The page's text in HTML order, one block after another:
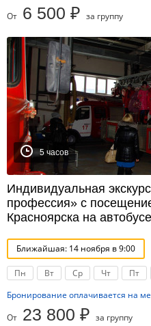
От 6 500 ₽ за группу
5 часов
Индивидуальная
профессия» с
Красноярска на автобусе
Ближайшая: 14 ноября в 9:00
Пн Вт Ср Чт Пт
Бронирование оплачивается на
От 23 800 ₽ за группу